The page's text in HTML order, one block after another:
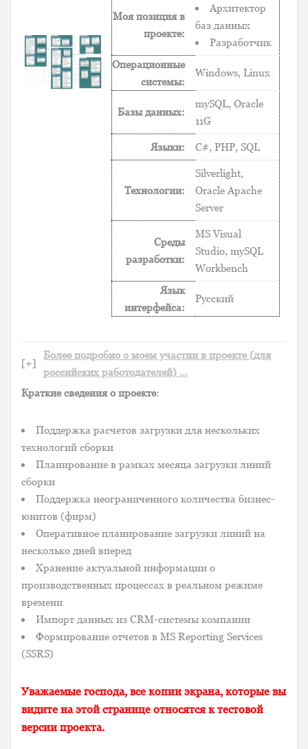
Моя позиция в
проекте:
Архитектор
баз данных
Разработчик
Операционные
системы:
Windows, Linux
Базы данных:
mySQL, Oracle
11G
Языки: C#, PHP, SQL
Технологии:
Silverlight,
Oracle Apache
Server
Среды
разработки:
MS Visual
Studio, mySQL
Workbench
Язык
интерфейса:
Русский
[+]
Более подробно о моем участии в проекте (для
российских работодателей) …
Краткие сведения о проекте:
Поддержка расчетов загрузки для нескольких
технологий сборки
Планирование в рамках месяца загрузки линий
сборки
Поддержка неограниченного количества бизнес-
юнитов (фирм)
Оперативное планирование загрузки линий на
несколько дней вперед
Хранение актуальной информации о
производственных процессах в реальном режиме
времени
Импорт данных из CRM-системы компании
Формирование отчетов в MS Reporting Services
(SSRS)
Уважаемые господа, все копии экрана, которые вы
видите на этой странице относятся к тестовой
версии проекта.